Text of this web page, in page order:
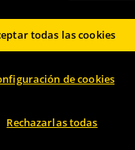
Todos los derechos reservados
con una suscripción activa
de cookies
Rechazarlas todas
todas las cookies